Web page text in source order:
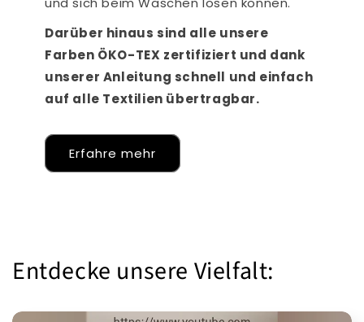
Darüber hinaus sind alle unsere
Farben ÖKO-TEX zertifiziert und dank
unserer Anleitung schnell und einfach
auf alle Textilien übertragbar.
Erfahre mehr
Entdecke unsere Vielfalt: